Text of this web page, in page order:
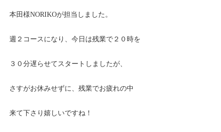
本田様NORIKOが担当しました。
週２コースになり、今日は残業で２０時を
３０分遅らせてスタートしましたが、
さすがお休みせずに、残業でお疲れの中
来て下さり嬉しいですね！